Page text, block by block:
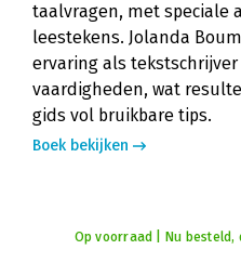
taalvragen, met speciale
leestekens. Jolanda
ervaring als
vaardigheden, wat
gids vol bruikbare tips.
Boek bekijken
Op voorraad | Nu